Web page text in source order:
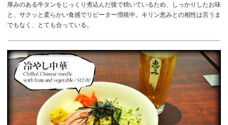
厚みのある牛タンをじっくり煮込んだ後で焼いているため、しっかりしたお味
と、サクッと柔らかい食感でリピーター増殖中。キリン恵みとの相性は言うま
でもなく、とても合っている。
--------------------------------------------------------------------------------------------------------